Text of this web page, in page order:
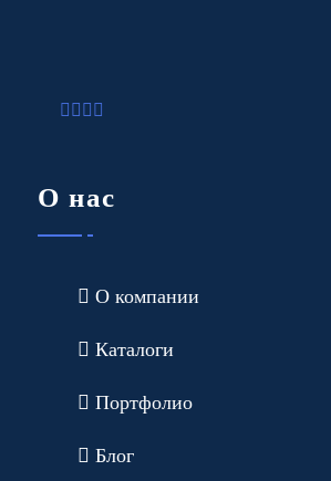
О нас
О компании
Каталоги
Портфолио
Блог